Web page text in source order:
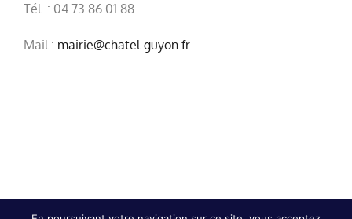
Tél. : 04 73 86 01 88
Mail : mairie@chatel-guyon.fr